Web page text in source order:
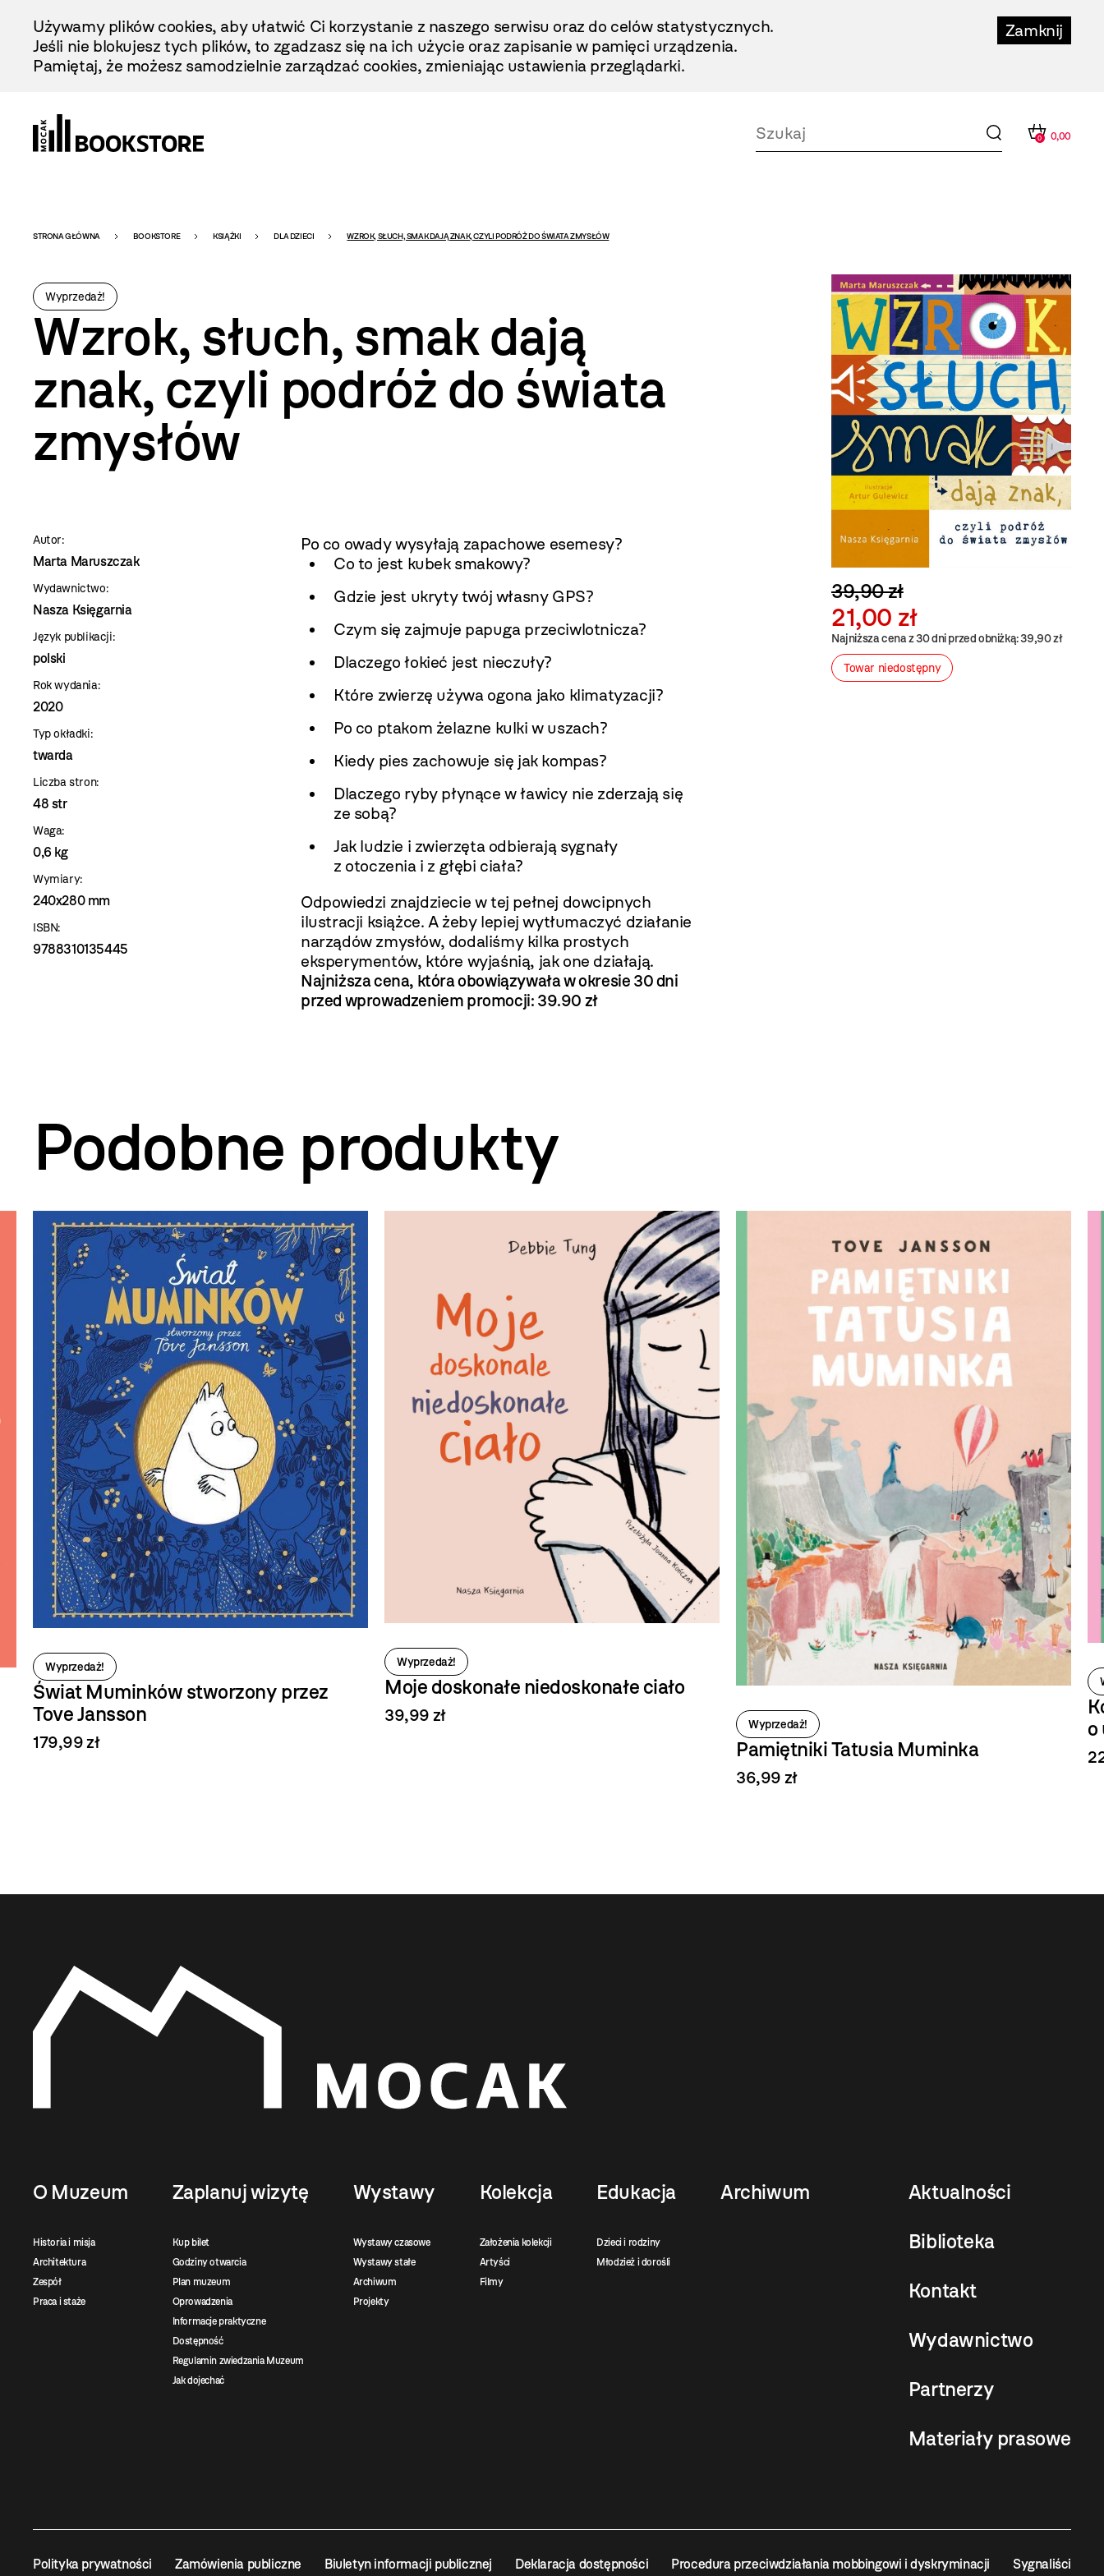
Treści
Zamknij
Używamy plików cookies, aby ułatwić Ci korzystanie z naszego serwisu oraz do celów statystycznych.
Jeśli nie blokujesz tych plików, to zgadzasz się na ich użycie oraz zapisanie w pamięci urządzenia.
Pamiętaj, że możesz samodzielnie zarządzać cookies, zmieniając ustawienia przeglądarki.
0 0,00
Bookstore
-
szablon
szczegóły
STRONA GŁÓWNA BOOKSTORE KSIĄŻKI DLA DZIECI WZROK, SŁUCH, SMAK DAJĄ ZNAK, CZYLI PODRÓŻ DO ŚWIATA ZMYSŁÓW
Wyprzedaż!
Wzrok, słuch, smak dają
znak, czyli podróż do świata
zmysłów
Autor:
Marta Maruszczak
Wydawnictwo:
Nasza Księgarnia
Język publikacji:
polski
Rok wydania:
2020
Typ okładki:
twarda
Liczba stron:
48 str
Waga:
0,6 kg
Wymiary:
240x280 mm
ISBN:
9788310135445
Po co owady wysyłają zapachowe esemesy?
Co to jest kubek smakowy?
Gdzie jest ukryty twój własny GPS?
Czym się zajmuje papuga przeciwlotnicza?
Dlaczego łokieć jest nieczuły?
Które zwierzę używa ogona jako klimatyzacji?
Po co ptakom żelazne kulki w uszach?
Kiedy pies zachowuje się jak kompas?
Dlaczego ryby płynące w ławicy nie zderzają się
ze sobą?
Jak ludzie i zwierzęta odbierają sygnały
z otoczenia i z głębi ciała?
Odpowiedzi znajdziecie w tej pełnej dowcipnych
ilustracji książce. A żeby lepiej wytłumaczyć działanie
narządów zmysłów, dodaliśmy kilka prostych
eksperymentów, które wyjaśnią, jak one działają.
Najniższa cena, która obowiązywała w okresie 30 dni
przed wprowadzeniem promocji: 39.90 zł
39,90 zł
21,00 zł
Najniższa cena z 30 dni przed obniżką: 39,90 zł
Towar niedostępny
Podobne produkty
Wyprzedaż!
Świat Muminków stworzony przez
Tove Jansson
179,99 zł
Wyprzedaż!
Moje doskonałe niedoskonałe ciało
39,99 zł Wyprzedaż!
Pamiętniki Tatusia Muminka
36,99 zł
o
O Muzeum
Historia i misja
Architektura
Zespół
Praca i staże
Zaplanuj wizytę
Kup bilet
Godziny otwarcia
Plan muzeum
Oprowadzenia
Informacje praktyczne
Dostępność
Regulamin zwiedzania Muzeum
Jak dojechać
Wystawy
Wystawy czasowe
Wystawy stałe
Archiwum
Projekty
Kolekcja
Założenia kolekcji
Artyści
Filmy
Edukacja
Dzieci i rodziny
Młodzież i dorośli
Archiwum Aktualności
Biblioteka
Kontakt
Wydawnictwo
Partnerzy
Materiały prasowe
Polityka prywatności Zamówienia publiczne Biuletyn informacji publicznej Deklaracja dostępności Procedura przeciwdziałania mobbingowi i dyskryminacji Sygnaliści